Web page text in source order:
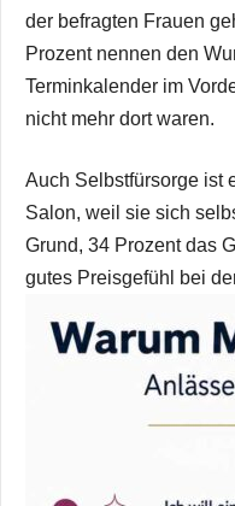
der befragten Frauen
Prozent nennen den
Terminkalender im
nicht mehr dort waren.
Auch Selbstfürsorge ist
Salon, weil sie sich
Grund, 34 Prozent das
gutes Preisgefühl bei